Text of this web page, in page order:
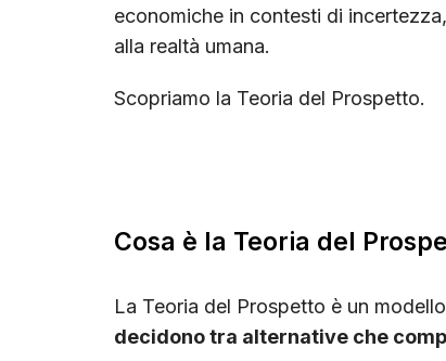
economiche in contesti di
alla realtà umana.
Scopriamo la Teoria del Prospetto.
Cosa è la Teoria del
La Teoria del Prospetto è un
decidono tra alternative che